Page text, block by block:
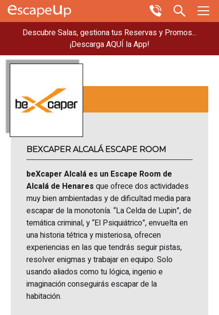
Descubre Salas, gestiona tus Reservas y Promos...
¡Descarga AQUÍ la App!
BEXCAPER ALCALÁ ESCAPE ROOM
beXcaper Alcalá es un Escape Room de
Alcalá de Henares que ofrece dos actividades
muy bien ambientadas y de dificultad media para
escapar de la monotonía. “La Celda de Lupin”, de
temática criminal, y “El Psiquiátrico”, envuelta en
una historia tétrica y misteriosa, ofrecen
experiencias en las que tendrás seguir pistas,
resolver enigmas y trabajar en equipo. Solo
usando aliados como tu lógica, ingenio e
imaginación conseguirás escapar de la
habitación.